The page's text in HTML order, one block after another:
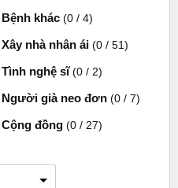
Bệnh khác (0 / 4)
Xây nhà nhân ái (0 / 51)
Tình nghệ sĩ (0 / 2)
Người già neo đơn (0 / 7)
Cộng đồng (0 / 27)